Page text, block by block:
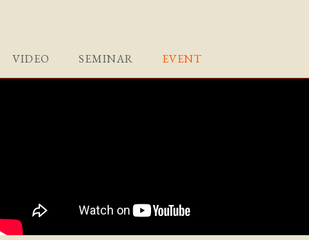
VIDEO SEMINAR EVENT